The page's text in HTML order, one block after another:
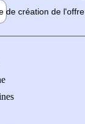
de création de l'offre